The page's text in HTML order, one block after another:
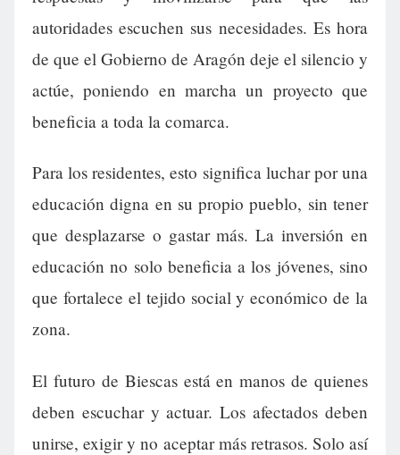
autoridades escuchen sus necesidades. Es hora
de que el Gobierno de Aragón deje el silencio y
actúe, poniendo en marcha un proyecto que
beneficia a toda la comarca.
Para los residentes, esto significa luchar por una
educación digna en su propio pueblo, sin tener
que desplazarse o gastar más. La inversión en
educación no solo beneficia a los jóvenes, sino
que fortalece el tejido social y económico de la
zona.
El futuro de Biescas está en manos de quienes
deben escuchar y actuar. Los afectados deben
unirse, exigir y no aceptar más retrasos. Solo así